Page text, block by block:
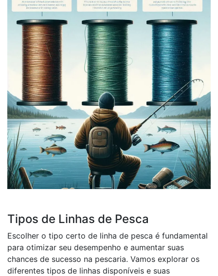
Tipos de Linhas de Pesca
Escolher o tipo certo de linha de pesca é fundamental
para otimizar seu desempenho e aumentar suas
chances de sucesso na pescaria. Vamos explorar os
diferentes tipos de linhas disponíveis e suas